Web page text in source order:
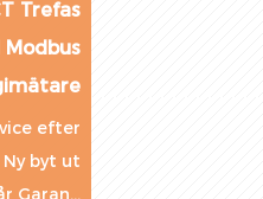
PAC5110 Trefaspanel